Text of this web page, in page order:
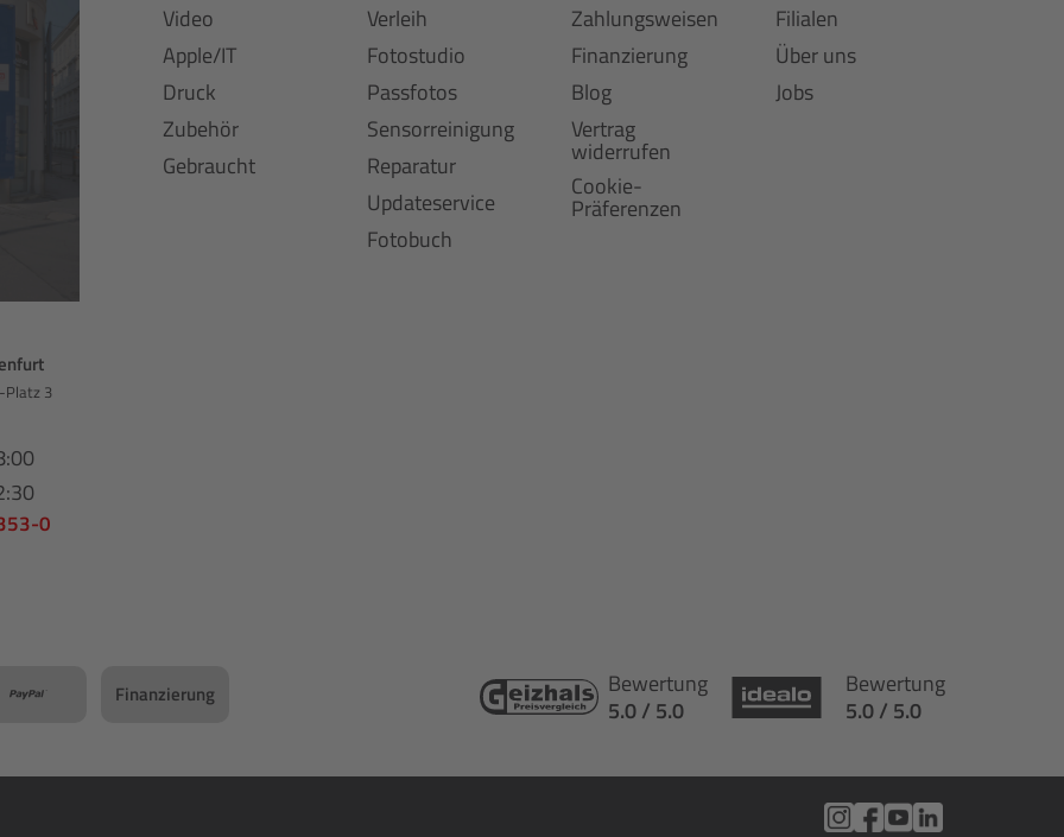
Platz 3
0
Video
Apple/IT
Druck
Zubehör
Gebraucht
Verleih
Fotostudio
Passfotos
Sensorreinigung
Reparatur
Updateservice
Fotobuch
Zahlungsweisen
Finanzierung
Blog
Vertrag
widerrufen
Cookie-
Präferenzen
Filialen
Über uns
Jobs
Finanzierung
Bewertung
5.0 / 5.0
Bewertung
5.0 / 5.0